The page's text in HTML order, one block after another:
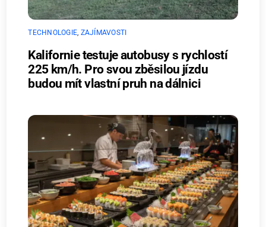
TECHNOLOGIE ZAJÍMAVOSTI
Kalifornie testuje autobusy s rychlostí
225 km/h. Pro svou zběsilou jízdu
budou mít vlastní pruh na dálnici